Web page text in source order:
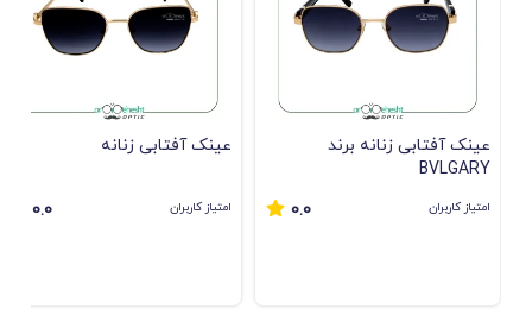
عینک آفتابی زنانه برند
BVLGARY
امتیاز کاربران 0.0
عینک آفتابی زنانه
امتیاز کاربران 0.0